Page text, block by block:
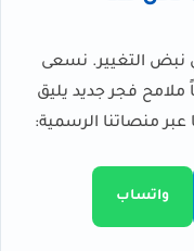
نبض التغيير. نسعى
ملامح فجر جديد يليق
عبر منصاتنا الرسمية:
واتساب